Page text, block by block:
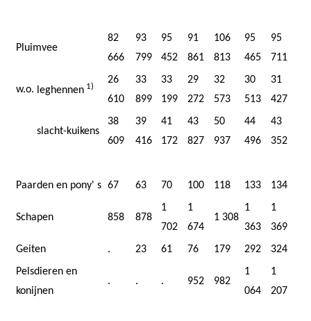
Pluimvee
82
666
93
799
95
452
91
861
106
813
95
465
95
711
w.o. leghennen 1)
26
610
33
899
33
199
29
272
32
573
30
513
31
427
slacht-kuikens
38
609
39
416
41
172
43
827
50
937
44
496
43
352
Paarden en pony' s 67 63 70 100 118 133 134
Schapen 858 878
1
702
1
674
1 308
1
363
1
369
Geiten
. 23 61 76 179 292
324
Pelsdieren en
konijnen
. . . 952 982
1
064
1
207